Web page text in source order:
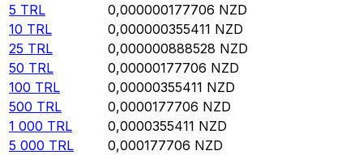
5 TRL 0,000000177706 NZD
10 TRL 0,000000355411 NZD
25 TRL 0,000000888528 NZD
50 TRL 0,00000177706 NZD
100 TRL 0,00000355411 NZD
500 TRL 0,0000177706 NZD
1 000 TRL 0,0000355411 NZD
5 000 TRL 0,000177706 NZD